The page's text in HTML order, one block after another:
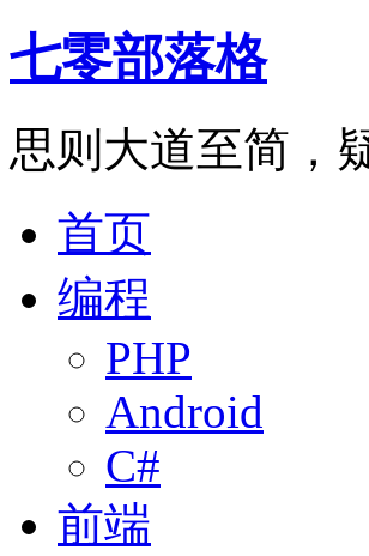
七零部落格
思则大道至简，
首页
编程
PHP
Android
C#
前端